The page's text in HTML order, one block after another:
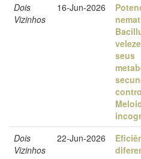
Dois
Vizinhos
16-Jun-2026
seus
Dois
Vizinhos
22-Jun-2026